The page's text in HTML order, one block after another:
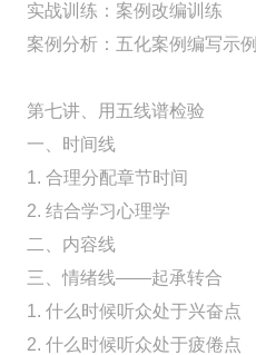
实战训练：案例改编训练
案例分析：五化案例编写示例
第七讲、用五线谱检验
一、时间线
1. 合理分配章节时间
2. 结合学习心理学
二、内容线
三、情绪线——起承转合
1. 什么时候听众处于兴奋点
2. 什么时候听众处于疲倦点